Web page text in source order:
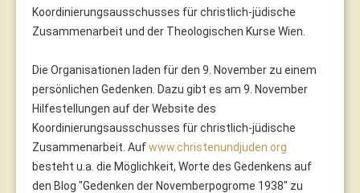
Koordinierungsausschusses für christlich-jüdische
Zusammenarbeit und der Theologischen Kurse Wien.
Die Organisationen laden für den 9. November zu einem
persönlichen Gedenken. Dazu gibt es am 9. November
Hilfestellungen auf der Website des
Koordinierungsausschusses für christlich-jüdische
Zusammenarbeit. Aufwww.christenundjuden.org
besteht u.a. die Möglichkeit, Worte des Gedenkens auf
den Blog "Gedenken der Novemberpogrome 1938" zu